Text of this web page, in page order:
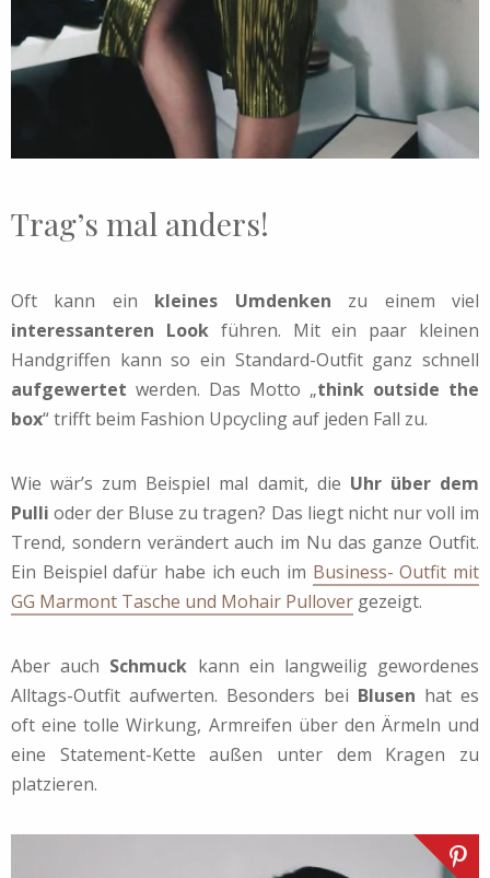
Trag’s mal anders!
Oft kann ein kleines Umdenken zu einem viel
interessanteren Lookführen. Mit ein paar kleinen
Handgriffen kann so ein Standard-Outfit ganz schnell
aufgewertet werden. Das Motto „think outside the
box“ trifft beim Fashion Upcycling auf jeden Fall zu.
Wie wär’s zum Beispiel mal damit, die Uhr über dem
Pulli oder der Bluse zu tragen? Das liegt nicht nur voll im
Trend, sondern verändert auch im Nu das ganze Outfit.
Ein Beispiel dafür habe ich euch im Business- Outfit mit
GG Marmont Tasche und Mohair Pullover gezeigt.
Aber auch Schmuck kann ein langweilig gewordenes
Alltags-Outfit aufwerten. Besonders bei Blusen hat es
oft eine tolle Wirkung, Armreifen über den Ärmeln und
eine Statement-Kette außen unter dem Kragen zu
platzieren.